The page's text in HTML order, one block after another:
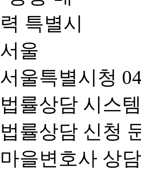
서울특별시청
법률상담 시스
법률상담 신청
마을변호사 상